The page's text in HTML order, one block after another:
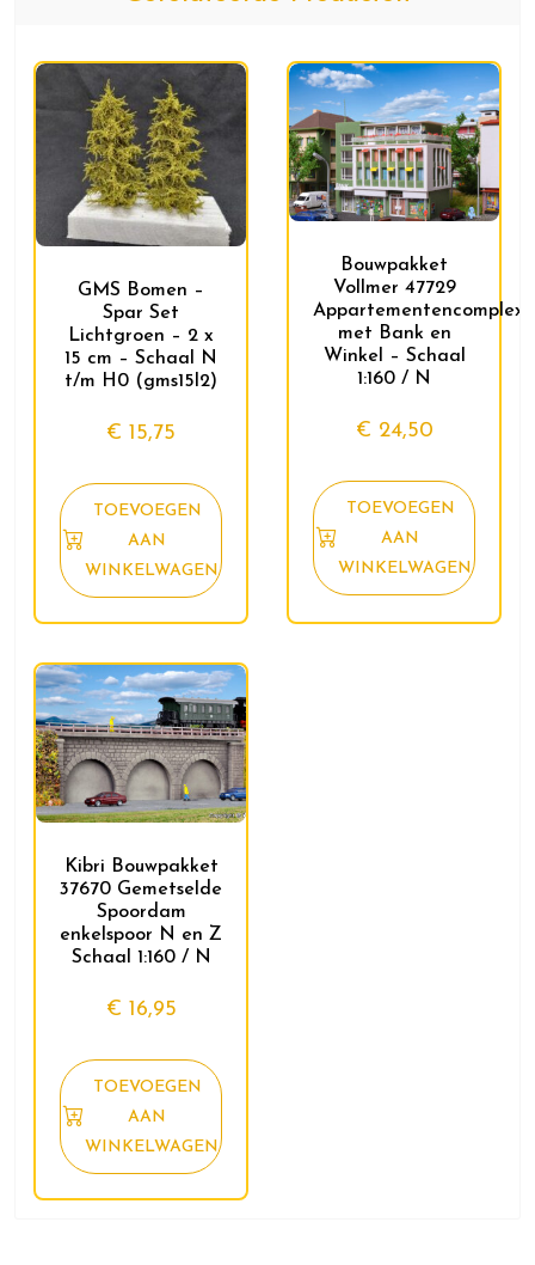
GMS Bomen –
Spar Set
Lichtgroen – 2 x
15 cm – Schaal N
t/m H0 (gms15l2)
€ 15,75
TOEVOEGEN
AAN
WINKELWAGEN
Bouwpakket
Vollmer 47729
Appartementencomplex
met Bank en
Winkel – Schaal
1:160 / N
€ 24,50
TOEVOEGEN
AAN
WINKELWAGEN
Kibri Bouwpakket
37670 Gemetselde
Spoordam
enkelspoor N en Z
Schaal 1:160 / N
€ 16,95
TOEVOEGEN
AAN
WINKELWAGEN